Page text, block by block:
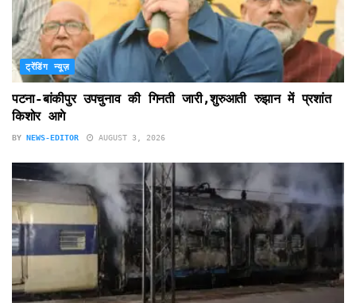
ट्रेंडिंग न्यूज़
पटना-बांकीपुर उपचुनाव की गिनती जारी,शुरुआती रुझान में प्रशांत
किशोर आगे
BY NEWS-EDITOR AUGUST 3, 2026